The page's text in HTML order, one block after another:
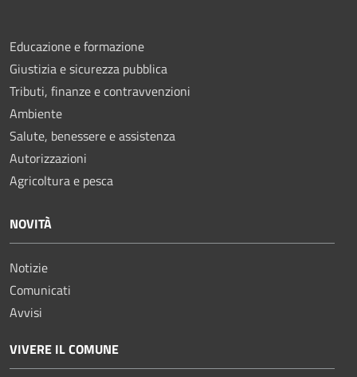
Educazione e formazione
Giustizia e sicurezza pubblica
Tributi, finanze e contravvenzioni
Ambiente
Salute, benessere e assistenza
Autorizzazioni
Agricoltura e pesca
NOVITÀ
Notizie
Comunicati
Avvisi
VIVERE IL COMUNE